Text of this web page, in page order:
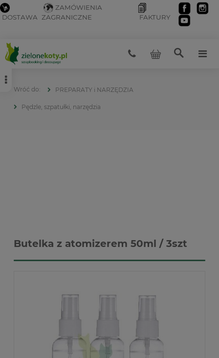
DOSTAWA
ZAMÓWIENIA
ZAGRANICZNE
FAKTURY
PREPARATY i NARZĘDZIA
Pędzle, szpatułki, narzędzia
Butelka z atomizerem 50ml / 3szt